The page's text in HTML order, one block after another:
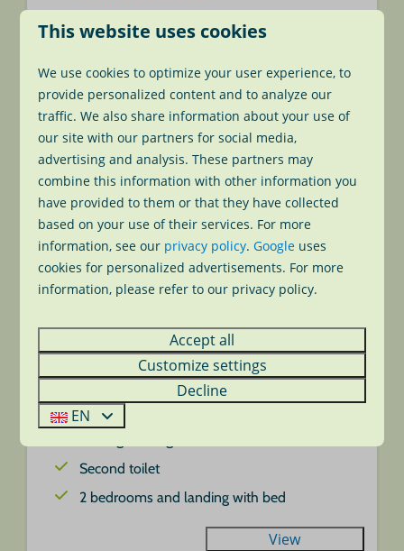
2 people
Holiday home Wijde Aa 5 pet friendly
South Holland, Roelofarendsveen
4
No 2 Yes
Fast internet/WiFi
Second toilet
2 bedrooms and landing with bed
View
This website uses cookies
We use cookies to optimize your user experience, to
provide personalized content and to analyze our
traffic. We also share information about your use of
our site with our partners for social media,
advertising and analysis. These partners may
combine this information with other information you
have provided to them or that they have collected
based on your use of their services. For more
information, see our privacy policy.Google uses
cookies for personalized advertisements. For more
information, please refer to our privacy policy.
Accept all
Customize settings
Decline
EN